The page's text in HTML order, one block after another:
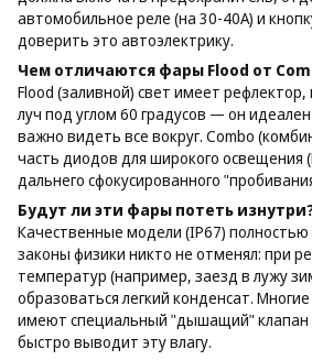
автомобильное реле (на 30-40А) и
доверить это автоэлектрику.
Чем отличаются фары Flood от
Flood (заливной) свет имеет
луч под углом 60 градусов — он
важно видеть все вокруг. Combo
часть диодов для широкого освещения
дальнего сфокусированного
Будут ли эти фары потеть
Качественные модели (IP67)
законы физики никто не отменял: при
температур (например, заезд в лужу
образоваться легкий конденсат.
имеют специальный "дышащий" клапан
быстро выводит эту влагу.